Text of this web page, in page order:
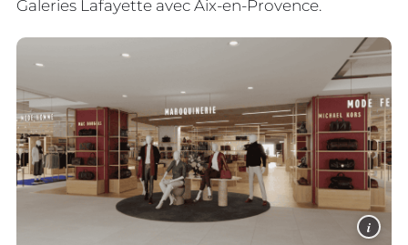
Galeries Lafayette avec Aix-en-Provence.
i